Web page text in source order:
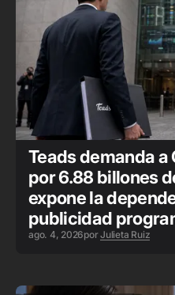
Teads demanda a
por 6.88 billones
expone la
publicidad
ago. 4, 2026porJulieta Ruiz